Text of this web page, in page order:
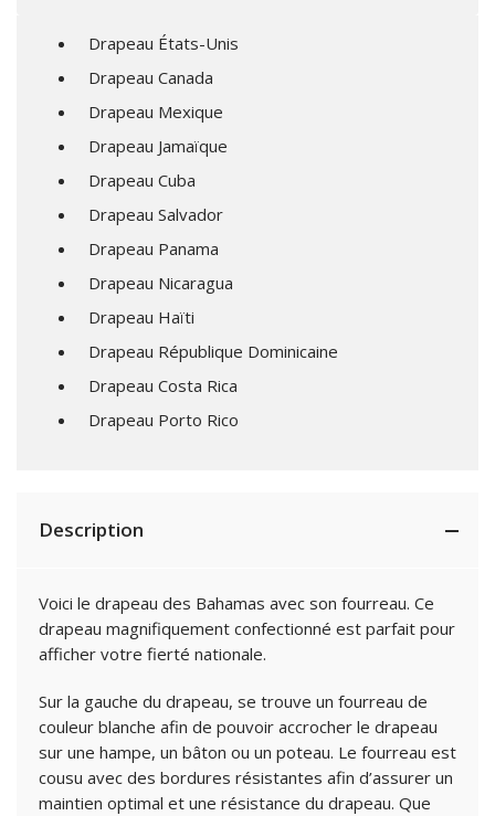
Drapeau États-Unis
Drapeau Canada
Drapeau Mexique
Drapeau Jamaïque
Drapeau Cuba
Drapeau Salvador
Drapeau Panama
Drapeau Nicaragua
Drapeau Haïti
Drapeau République Dominicaine
Drapeau Costa Rica
Drapeau Porto Rico
Description
Voici le drapeau des Bahamas avec son fourreau. Ce
drapeau magnifiquement confectionné est parfait pour
afficher votre fierté nationale.
Sur la gauche du drapeau, se trouve un fourreau de
couleur blanche afin de pouvoir accrocher le drapeau
sur une hampe, un bâton ou un poteau. Le fourreau est
cousu avec des bordures résistantes afin d’assurer un
maintien optimal et une résistance du drapeau. Que